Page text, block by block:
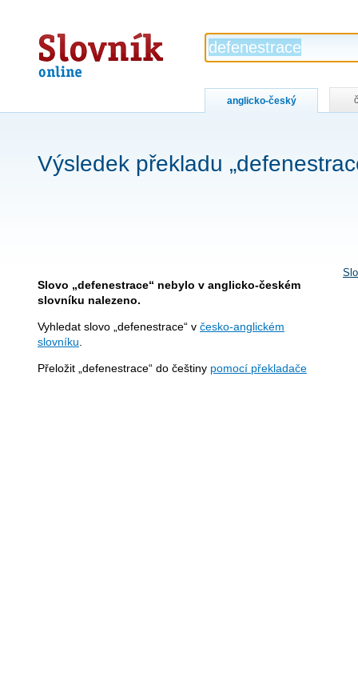
Slovník
online
anglicko-český
Výsledek překladu
Slovo „defenestrace“ nebylo v anglicko-českém
slovníku nalezeno.
Vyhledat slovo „defenestrace“ v česko-anglickém
slovníku
Přeložit „defenestrace“ do češtiny pomocí překladače